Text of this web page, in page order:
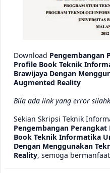
Download Pengembangan
Profile Book Teknik
Brawijaya Dengan
Augmented Reality
Bila ada link yang error
Sekian Skripsi Teknik
Pengembangan
Book Teknik Informatika
Dengan Menggunakan
Reality, semoga